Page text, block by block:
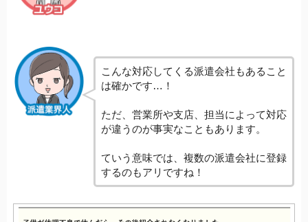
こんな対応してくる派遣会社もあること
は確かです…！
ただ、営業所や支店、担当によって対応
が違うのが事実なこともあります。
ていう意味では、複数の派遣会社に登録
するのもアリですね！